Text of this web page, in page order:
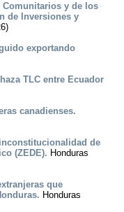
Comunitarios y de los
de Inversiones y
exportando
TLC entre Ecuador
canadienses.
de
(ZEDE). Honduras
que
Honduras